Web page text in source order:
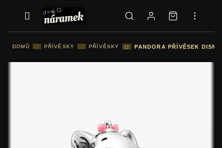
DOMŮ :: PŘÍVĚSKY :: PŘÍVĚSKY :: PANDORA PŘÍVĚSEK